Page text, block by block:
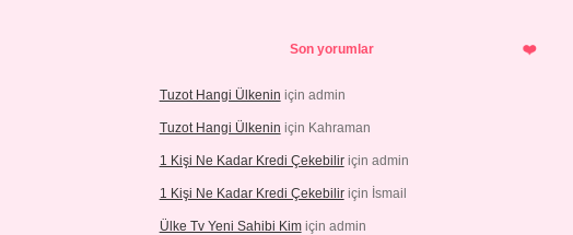
Son yorumlar
Tuzot Hangi Ülkenin için admin
Tuzot Hangi Ülkenin için Kahraman
1 Kişi Ne Kadar Kredi Çekebiliriçin admin
1 Kişi Ne Kadar Kredi Çekebiliriçin İsmail
Ülke Tv Yeni Sahibi Kimiçin admin